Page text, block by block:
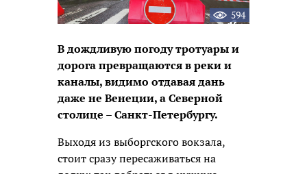
594
В дождливую погоду тротуары и
дорога превращаются в реки и
каналы, видимо отдавая дань
даже не Венеции, а Северной
столице – Санкт-Петербургу.
Выходя из выборгского вокзала,
стоит сразу пересаживаться на